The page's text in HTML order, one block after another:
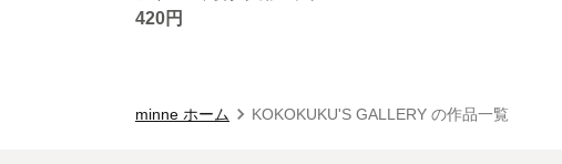
420円
minne ホーム KOKOKUKU'S GALLERY の作品一覧